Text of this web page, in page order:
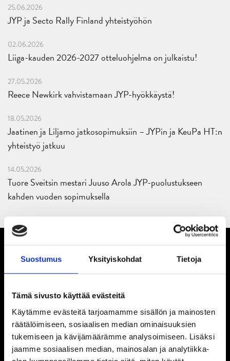
Suostumus Yksityiskohdat Tietoja
Tämä sivusto käyttää evästeitä
Käytämme evästeitä tarjoamamme sisällön ja mainosten
räätälöimiseen, sosiaalisen median ominaisuuksien
tukemiseen ja kävijämäärämme analysoimiseen. Lisäksi
jaamme sosiaalisen median, mainosalan ja analytiikka-
25.06.2026
JYP ja Secto Rally Finland yhteistyöhön
02.06.2026
Liiga-kauden 2026-2027 otteluohjelma on julkaistu!
27.05.2026
Reece Newkirk vahvistamaan JYP-hyökkäystä!
18.05.2026
Jaatinen ja Liljamo jatkosopimuksiin – JYPin ja KeuPa HT:n
yhteistyö jatkuu
14.05.2026
Tuore Sveitsin mestari Juuso Arola JYP-puolustukseen
kahden vuoden sopimuksella